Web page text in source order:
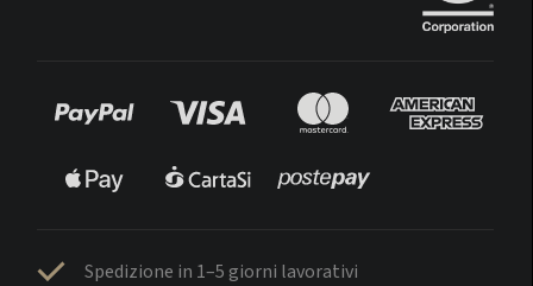
Spedizione in 1–5 giorni lavorativi